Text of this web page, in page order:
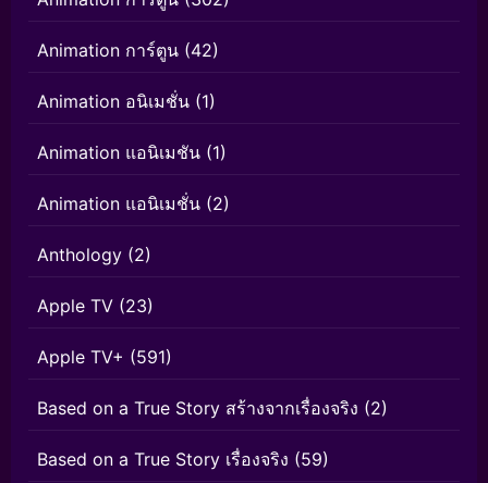
Animation การ์ตูน (42)
Animation อนิเมชั่น (1)
Animation แอนิเมชัน (1)
Animation แอนิเมชั่น (2)
Anthology (2)
Apple TV (23)
Apple TV+ (591)
Based on a True Story สร้างจากเรื่องจริง (2)
Based on a True Story เรื่องจริง (59)